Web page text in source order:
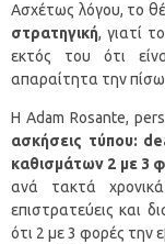
Ασχέτως λόγου, το
στρατηγική, γιατί
εκτός του ότι
απαραίτητα την
Η Adam Rosante,
ασκήσεις τύπου:
καθισμάτων 2 με 3
ανά τακτά
επιστρατεύεις και
ότι 2 με 3 φορές την